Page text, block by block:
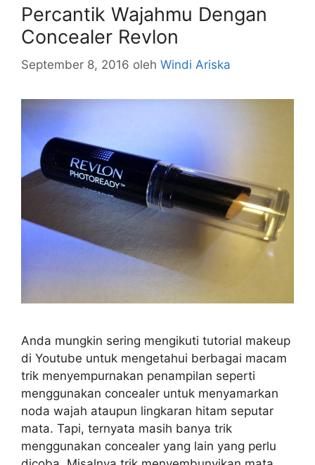
Percantik Wajahmu Dengan
Concealer Revlon
September 8, 2016 oleh Windi Ariska
Anda mungkin sering mengikuti tutorial makeup
di Youtube untuk mengetahui berbagai macam
trik menyempurnakan penampilan seperti
menggunakan concealer untuk menyamarkan
noda wajah ataupun lingkaran hitam seputar
mata. Tapi, ternyata masih banya trik
menggunakan concealer yang lain yang perlu